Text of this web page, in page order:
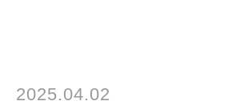
2025.04.02